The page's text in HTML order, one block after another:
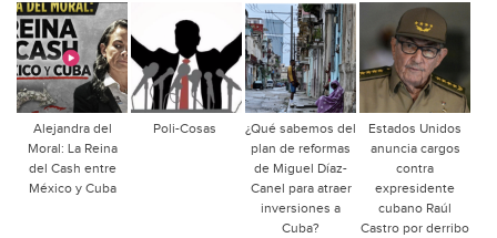
Alejandra del
Moral: La Reina
del Cash entre
México y Cuba
Poli-Cosas
¿Qué sabemos del
plan de reformas
de Miguel Díaz-
Canel para atraer
inversiones a
Cuba?
Estados Unidos
anuncia cargos
contra
expresidente
cubano Raúl
Castro por derribo